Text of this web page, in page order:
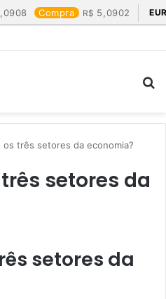
Compra 5,0902
mais valem a pena
os três setores da economia?
setores da
setores da